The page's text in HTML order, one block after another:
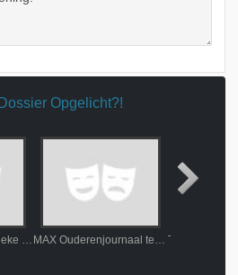
Dossier Opgelicht?!
NOS Algemene Politieke Beschouwingen MAX Ouderenjournaal tegen Eenzaamheid